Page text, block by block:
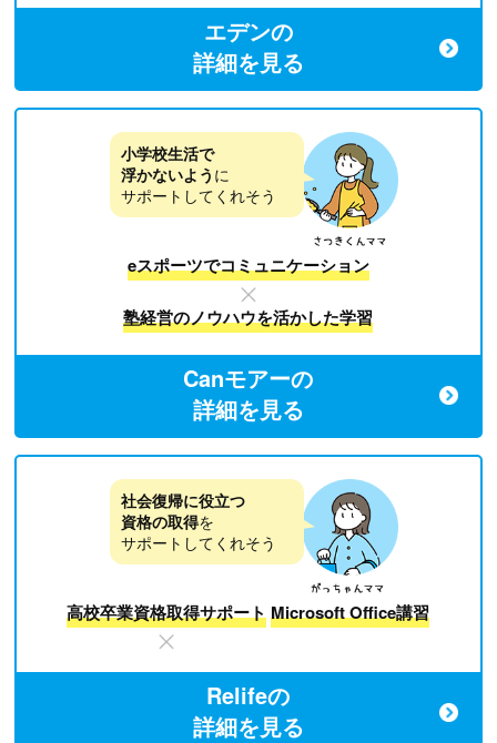
エデンの
詳細を見る
小学校生活で
浮かないよう に
サポートしてくれそう
eスポーツでコミュニケーション
塾経営のノウハウを活かした学習
Canモアーの
詳細を見る
社会復帰に役立つ
資格の取得を
サポートしてくれそう
高校卒業資格取得サポート Microsoft Office講習
Relifeの
詳細を見る